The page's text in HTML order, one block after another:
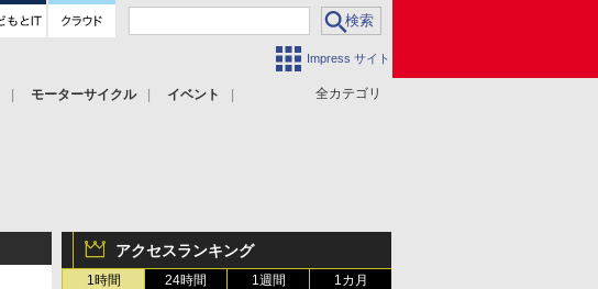
Impress サイト
全カテゴリ
モーターサイクル
イベント
アクセスランキング
1時間 24時間 1週間 1カ月